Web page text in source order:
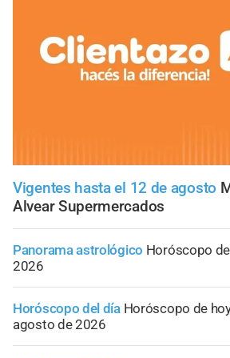
Vigentes hasta el 12 de agosto
Alvear Supermercados
Panorama astrológico Horóscopo
2026
Horóscopo del día Horóscopo de
agosto de 2026